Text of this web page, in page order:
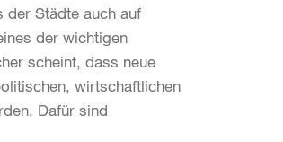
der Städte auch auf
der wichtigen
scheint, dass neue
wirtschaftlichen
Dafür sind